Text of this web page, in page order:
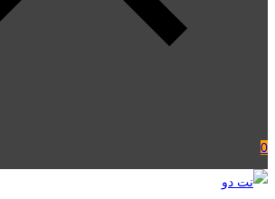
0